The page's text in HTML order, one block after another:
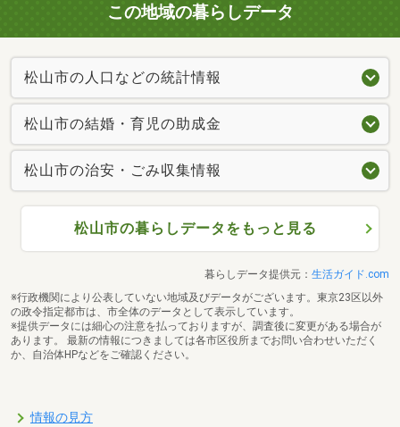
この地域の暮らしデータ
松山市の人口などの統計情報
松山市の結婚・育児の助成金
松山市の治安・ごみ収集情報
松山市の暮らしデータをもっと見る
暮らしデータ提供元： 生活ガイド.com
※行政機関により公表していない地域及びデータがございます。東京23区以外
の政令指定都市は、市全体のデータとして表示しています。
※提供データには細心の注意を払っておりますが、調査後に変更がある場合が
あります。 最新の情報につきましては各市区役所までお問い合わせいただく
か、自治体HPなどをご確認ください。
情報の見方